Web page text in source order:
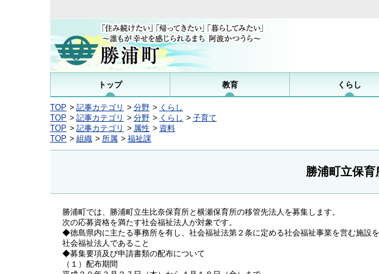
トップ 教育 くらし
TOP 記事カテゴリ 分野
くらし
TOP
記事カテゴリ 分野 くらし
子育て
TOP
記事カテゴリ 属性
資料
TOP
組織 所属 福祉課
勝浦町立保
勝浦町では、勝浦町立生比奈保育所と横瀬保育所の移管先法人を募集します。
次の応募資格を満たす社会福祉法人が対象です。
◆徳島県内に主たる事務所を有し、社会福祉法第２条に定める社会福祉事業を営む施設
社会福祉法人であること
◆募集要項及び申請書類の配布について
（１）配布期間